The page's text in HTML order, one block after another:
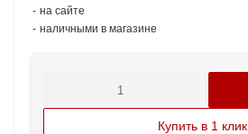
на сайте
наличными в магазине
Купить в 1 клик